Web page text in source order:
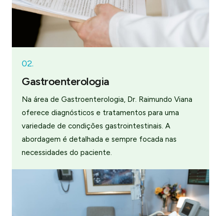
02.
Gastroenterologia
Na área de Gastroenterologia, Dr. Raimundo Viana
oferece diagnósticos e tratamentos para uma
variedade de condições gastrointestinais. A
abordagem é detalhada e sempre focada nas
necessidades do paciente.